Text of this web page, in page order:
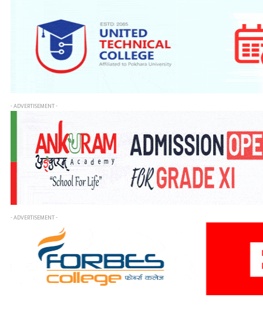
- ADVERTISEMENT -
- ADVERTISEMENT -